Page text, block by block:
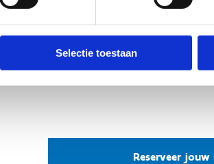
Selectie toestaan
maak je reservering vandaag nog en bied je
LO-ervaring!
voorwaarden
Reserveer jouw